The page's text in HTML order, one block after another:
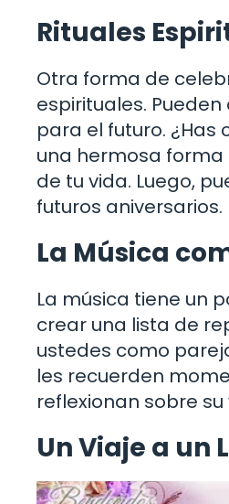
Rituales
Otra forma de
espirituales.
para el futuro.
una hermosa
de tu vida. Luego,
futuros
La Música
La música tiene un
crear una lista de
ustedes como
les recuerden
reflexionan sobre
Un Viaje a un